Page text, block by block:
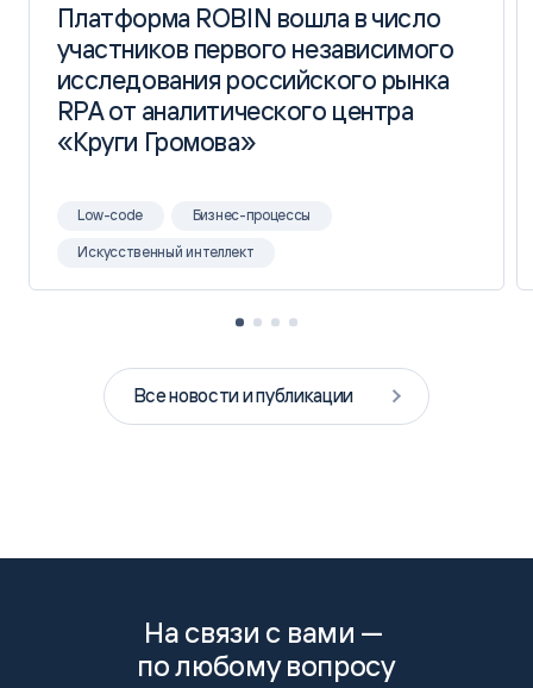
Платформа ROBIN вошла в число
участников первого независимого
исследования российского рынка
RPA от аналитического центра
«Круги Громова»
Платформа ROBIN вошла в число
участников первого независимого
исследования российского рынка
RPA от аналитического центра
«Круги Громова»
Low-code Бизнес-процессы
Искусственный интеллект
Все новости и публикации
На связи с вами —
по любому вопросу